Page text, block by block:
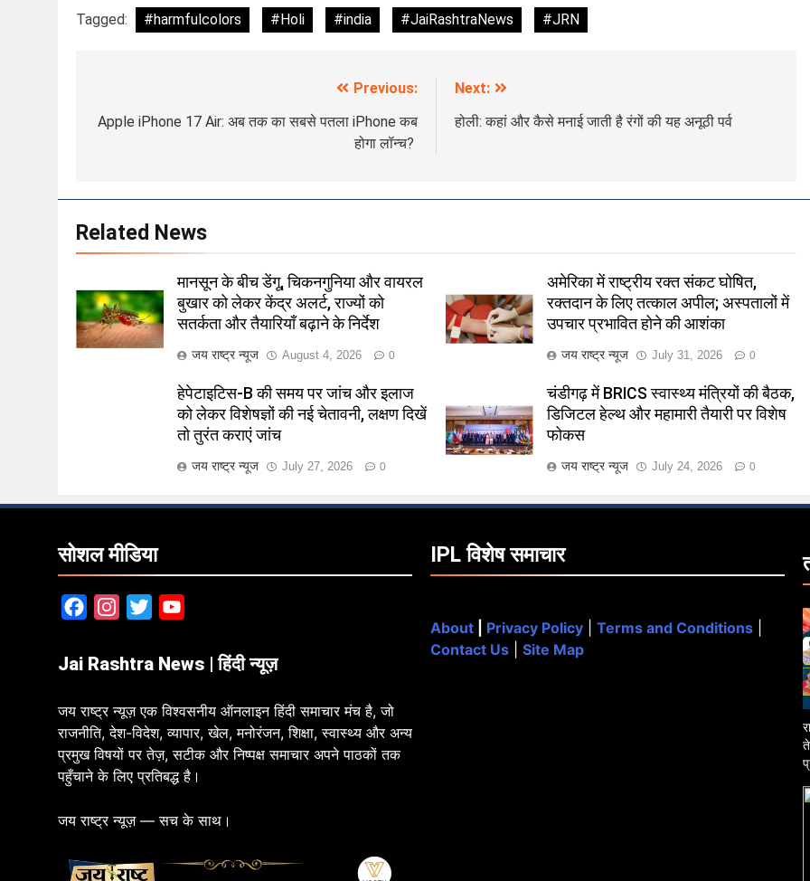
Tagged: #harmfulcolors #Holi #india #JaiRashtraNews #JRN
navigation
Previous:
Apple iPhone 17 Air: अब तक का सबसे पतला iPhone कब
होगा लॉन्च?
Next:
होली: कहां और कैसे मनाई जाती है रंगों की यह अनूठी पर्व
Related News
मानसून के बीच डेंगू, चिकनगुनिया और वायरल
बुखार को लेकर केंद्र अलर्ट, राज्यों को
सतर्कता और तैयारियाँ बढ़ाने के निर्देश
जय राष्ट्र न्यूज August 4, 2026 0
अमेरिका में राष्ट्रीय रक्त संकट घोषित,
रक्तदान के लिए तत्काल अपील; अस्पतालों में
उपचार प्रभावित होने की आशंका
जय राष्ट्र न्यूज July 31, 2026 0
हेपेटाइटिस-B की समय पर जांच और इलाज
को लेकर विशेषज्ञों की नई चेतावनी, लक्षण दिखें
तो तुरंत कराएं जांच
जय राष्ट्र न्यूज July 27, 2026 0
चंडीगढ़ में BRICS स्वास्थ्य मंत्रियों की बैठक,
डिजिटल हेल्थ और महामारी तैयारी पर विशेष
फोकस
जय राष्ट्र न्यूज July 24, 2026 0
सोशल मीडिया
FacebookInstagram
Twitter
Jai Rashtra News | हिंदी न्यूज़
जय राष्ट्र न्यूज़ एक विश्वसनीय ऑनलाइन हिंदी समाचार मंच है, जो
राजनीति, देश-विदेश, व्यापार, खेल, मनोरंजन, शिक्षा, स्वास्थ्य और अन्य
प्रमुख विषयों पर तेज़, सटीक और निष्पक्ष समाचार अपने पाठकों तक
पहुँचाने के लिए प्रतिबद्ध है।
जय राष्ट्र न्यूज़ — सच के साथ।
IPL विशेष समाचार
About Privacy Policy Terms and Conditions
Contact Us
Site Map